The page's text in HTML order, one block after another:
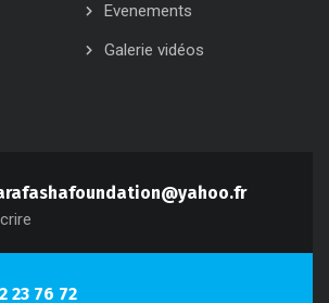
Evenements
Galerie vidéos
23 76 72